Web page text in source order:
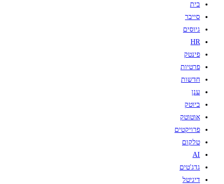
בית
סייבר
גיוסים
HR
פינטק
פרטיות
חדשות
ענן
ביוטק
אוטוטק
פרויקטים
טלקום
AI
גדג'טים
דיגיטל